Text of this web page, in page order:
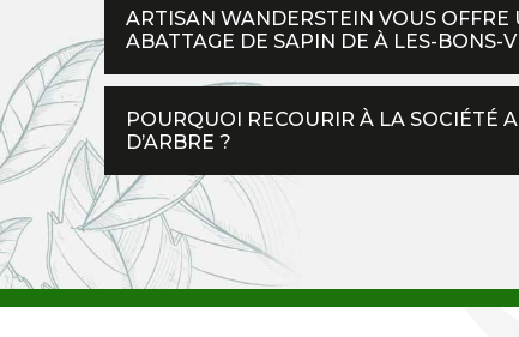
ARTISAN WANDERSTEIN VOUS
ABATTAGE DE SAPIN DE À LES-BONS-
POURQUOI RECOURIR À LA SOCIÉTÉ
D’ARBRE ?